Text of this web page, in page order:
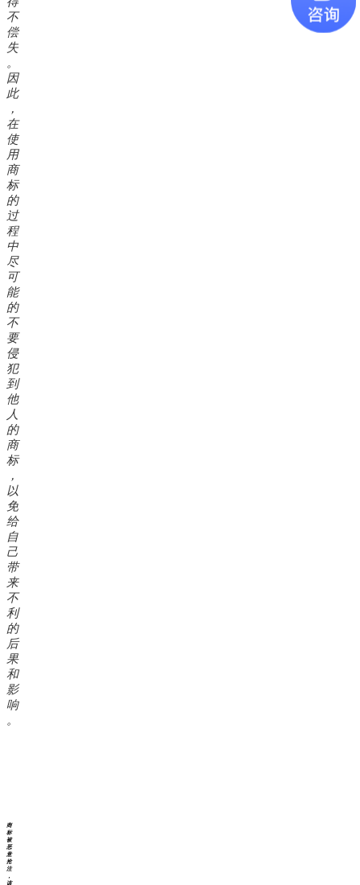
不
偿
失
。
因
此
，
在
使
用
商
标
的
过
程
中
尽
可
能
的
不
要
侵
犯
到
他
人
的
商
标
，
以
免
给
自
己
带
来
不
利
的
后
果
和
影
响
。
商
标
被
恶
意
抢
注
该